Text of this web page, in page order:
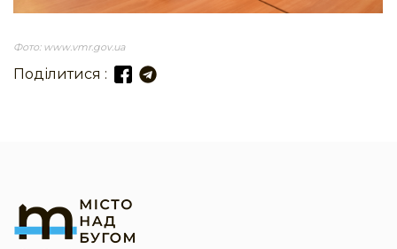
Фото: www.vmr.gov.ua
Поділитися :